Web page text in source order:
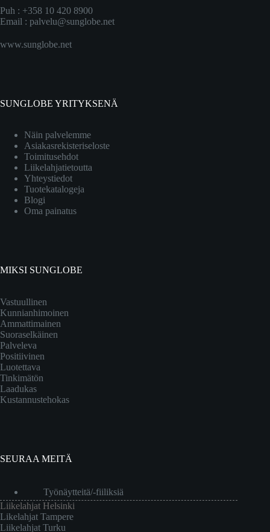
Puh : +358 10 420 8900
Email : palvelu@sunglobe.net
www.sunglobe.net
SUNGLOBE YRITYKSENÄ
Näin palvelemme
Asiakasrekisteriseloste
Toimitusehdot
Liikelahjatietoutta
Yhteystiedot
Tuotekatalogeja
Blogi
Oma painatus
MIKSI SUNGLOBE
Vastuullinen
Kunnianhimoinen
Ammattimainen
Suoraselkäinen
Palveleva
Positiivinen
Luotettava
Tinkimätön
Laadukas
Kustannustehokas
SEURAA MEITÄ
Työnäytteitä/-fiiliksiä
Liikelahjat Helsinki
Likelahjat Tampere
Liikelahjat Turku